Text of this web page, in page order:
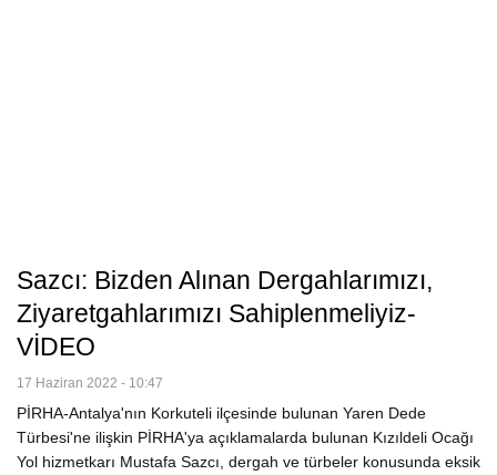
Sazcı: Bizden Alınan Dergahlarımızı,
Ziyaretgahlarımızı Sahiplenmeliyiz-
VİDEO
17 Haziran 2022 - 10:47
PİRHA-Antalya'nın Korkuteli ilçesinde bulunan Yaren Dede
Türbesi'ne ilişkin PİRHA'ya açıklamalarda bulunan Kızıldeli Ocağı
Yol hizmetkarı Mustafa Sazcı, dergah ve türbeler konusunda eksik